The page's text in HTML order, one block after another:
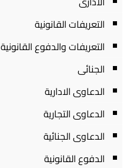
التعريفات القانونية
التعريفات والدفوع القانونية
الجنائى
الدعاوى الادارية
الدعاوى التجارية
الدعاوى الجنائية
الدفوع القانونية